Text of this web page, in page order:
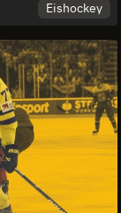
Eishockey